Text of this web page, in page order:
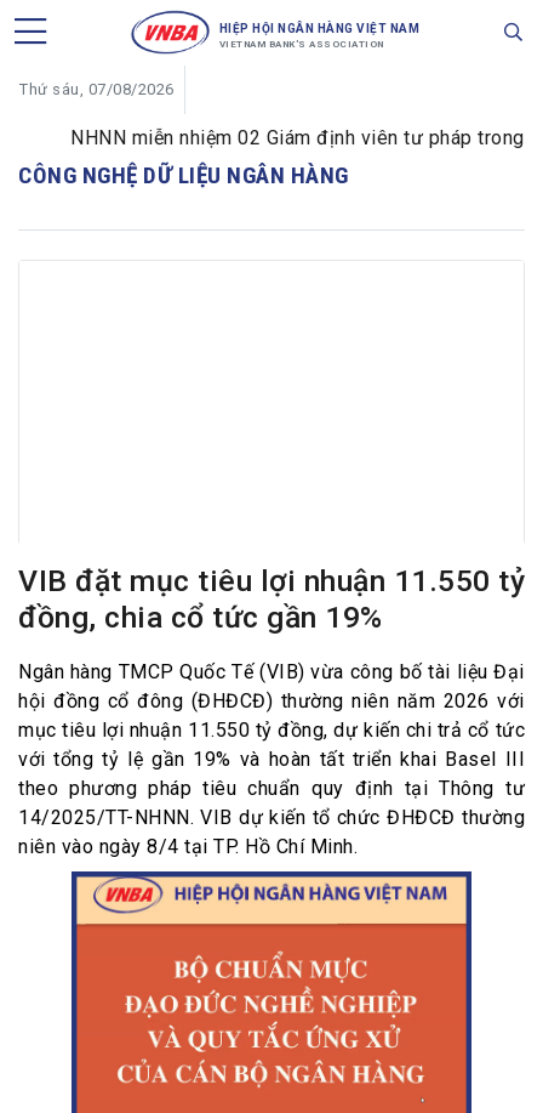
HIỆP HỘI NGÂN HÀNG VIỆT NAM
VIETNAM BANK'S ASSOCIATION
Thứ sáu, 07/08/2026
NHNN miễn nhiệm 02 Giám định viên tư pháp trong
CÔNG NGHỆ DỮ LIỆU NGÂN HÀNG
VIB đặt mục tiêu lợi nhuận 11.550 tỷ
đồng, chia cổ tức gần 19%
Ngân hàng TMCP Quốc Tế (VIB) vừa công bố tài liệu Đại
hội đồng cổ đông (ĐHĐCĐ) thường niên năm 2026 với
mục tiêu lợi nhuận 11.550 tỷ đồng, dự kiến chi trả cổ tức
với tổng tỷ lệ gần 19% và hoàn tất triển khai Basel III
theo phương pháp tiêu chuẩn quy định tại Thông tư
14/2025/TT-NHNN. VIB dự kiến tổ chức ĐHĐCĐ thường
niên vào ngày 8/4 tại TP. Hồ Chí Minh.